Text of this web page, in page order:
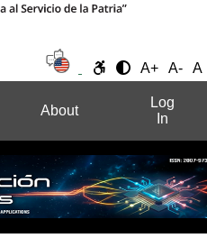
A+ A- A
About
Log
In